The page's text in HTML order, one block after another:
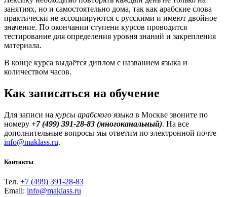
занятиях, но и самостоятельно дома, так как арабские слова
практически не ассоциируются с русскими и имеют двойное
значение. По окончании ступени курсов проводится
тестирование для определения уровня знаний и закрепления
материала.
В конце курса выдаётся диплом с названием языка и
количеством часов.
Как записаться на обучение
Для записи на курсы арабского языка в Москве звоните по
номеру +7 (499) 391-28-83 (многоканальный). На все
дополнительные вопросы мы ответим по электронной почте
info@maklass.ru.
Контакты
Тел. +7 (499) 391-28-83
Email: info@maklass.ru